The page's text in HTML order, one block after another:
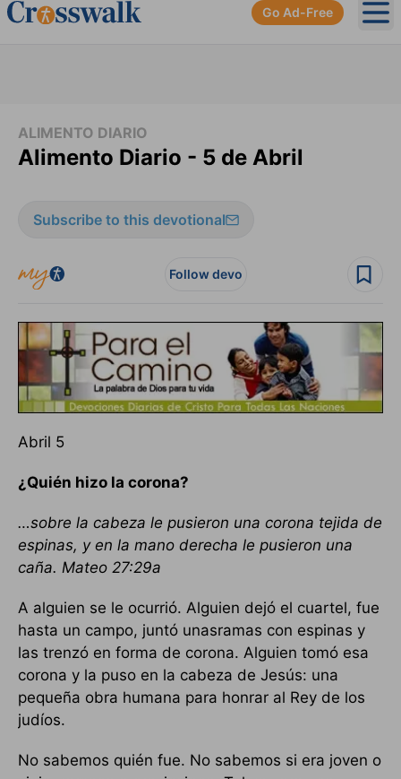
Go Ad-Free
ALIMENTO DIARIO
Alimento Diario - 5 de Abril
Subscribe to this devotional
Follow devo
Abril 5
¿Quién hizo la corona?
…sobre la cabeza le pusieron una corona tejida de
espinas, y en la mano derecha le pusieron una
caña. Mateo 27:29a
A alguien se le ocurrió. Alguien dejó el cuartel, fue
hasta un campo, juntó unasramas con espinas y
las trenzó en forma de corona. Alguien tomó esa
corona y la puso en la cabeza de Jesús: una
pequeña obra humana para honrar al Rey de los
judíos.
No sabemos quién fue. No sabemos si era joven o